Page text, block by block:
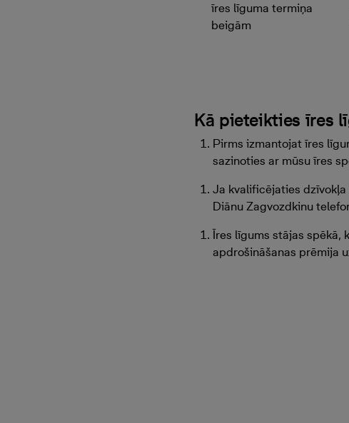
īres līguma termiņa
beigām
Kā pieteikties īres
Pirms izmantojat īres
sazinoties ar mūsu īres
Ja kvalificējaties
Diānu Zagvozdkinu
Īres līgums stājas spēkā,
apdrošināšanas prēmija